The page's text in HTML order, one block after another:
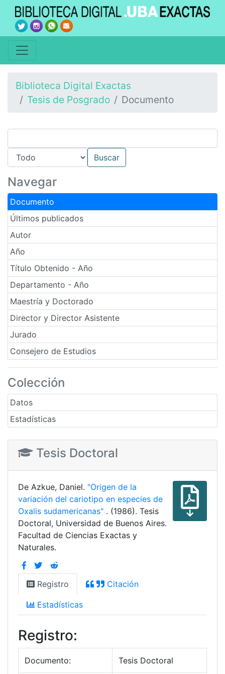
Biblioteca Digital Exactas
Tesis de Posgrado
Documento
Navegar
Documento
Últimos publicados
Autor
Año
Título Obtenido - Año
Departamento - Año
Maestría y Doctorado
Director y Director Asistente
Jurado
Consejero de Estudios
Colección
Datos
Estadísticas
Tesis Doctoral
De Azkue, Daniel. "Origen de la
variación del cariotipo en especies de
Oxalis sudamericanas" . (1986). Tesis
Doctoral, Universidad de Buenos Aires.
Facultad de Ciencias Exactas y
Naturales.
Registro Citación
Estadísticas
Registro:
Documento: Tesis Doctoral